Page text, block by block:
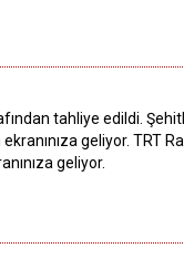
tahliye edildi.
geliyor. TRT
geliyor.